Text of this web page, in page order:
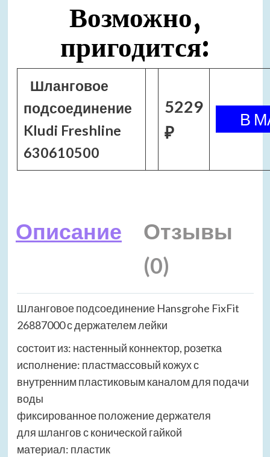
Возможно,
пригодится:
Шланговое
подсоединение
Kludi Freshline
630610500
5229
₽
Описание
Отзывы
(0)
Шланговое подсоединение Hansgrohe FixFit
26887000 с держателем лейки
состоит из: настенный коннектор, розетка
исполнение: пластмассовый кожух с
внутренним пластиковым каналом для подачи
воды
фиксированное положение держателя
для шлангов с конической гайкой
материал: пластик